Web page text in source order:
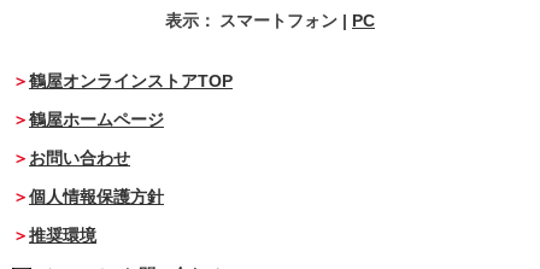
表示： スマートフォン | PC
鶴屋オンラインストアTOP
鶴屋ホームページ
お問い合わせ
個人情報保護方針
推奨環境